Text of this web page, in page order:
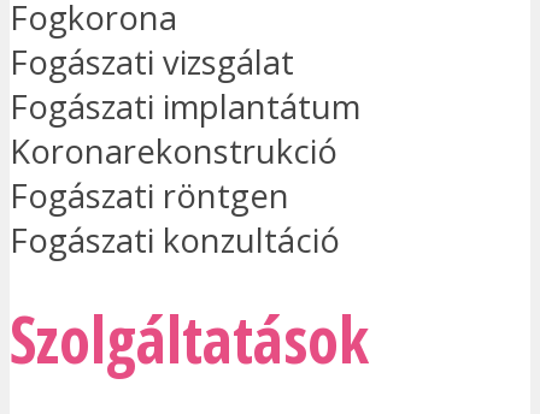
Fogkorona
Fogászati vizsgálat
Fogászati implantátum
Koronarekonstrukció
Fogászati röntgen
Fogászati konzultáció
Szolgáltatások